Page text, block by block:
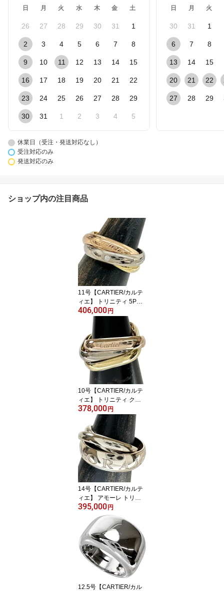
日 月 火 水 木 金 土
26 27 28 29 30 31 1
2 3 4 5 6 7 8
9 10 11 12 13 14 15
16 17 18 19 20 21 22
23 24 25 26 27 28 29
30 31 1 2 3 4 5
日 月 火
30 31 1
6 7 8
13 14 15
20 21 22
27 28 29
休業日（受注・発送対応なし）
受注対応のみ
発送対応のみ
ショップ内の注目商品
11号【CARTIER/カルテ
ィエ】 トリニティ 5Pダ
イヤモンド リング・指輪
K18ゴールド 18金/YG/W
G/PG 9.5g 50 レディース
【中古】【真子質店】
【GD】【MaxMix】
406,000 円
10号【CARTIER/カルテ
ィエ】 トリニティ クッ
ション クラシック リン
グ・指輪 K18ゴールド 1
8金/YG/WG/PG 8.5g B42
40650 50 レディース
【中古】【真子質店】
【GD】【TSDMi】
378,000 円
14号【CARTIER/カルテ
ィエ】 アモーレ トリニ
ティ 1998年クリスマス
限定 リング・指輪 K18W
Gホワイトゴールド 18金
11.8g #54 レディース
【中古】【真子質店】
【GD】【TYDx】
395,000 円
12.5号【CARTIER/カル